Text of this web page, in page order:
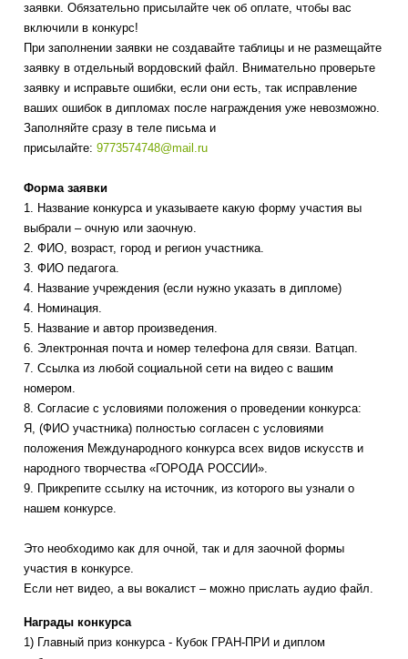
заявки. Обязательно присылайте чек об оплате, чтобы вас
включили в конкурс!
При заполнении заявки не создавайте таблицы и не размещайте
заявку в отдельный вордовский файл. Внимательно проверьте
заявку и исправьте ошибки, если они есть, так исправление
ваших ошибок в дипломах после награждения уже невозможно.
Заполняйте сразу в теле письма и
присылайте:9773574748@mail.ru
Форма заявки
1. Название конкурса и указываете какую форму участия вы
выбрали – очную или заочную.
2. ФИО, возраст, город и регион участника.
3. ФИО педагога.
4. Название учреждения (если нужно указать в дипломе)
4. Номинация.
5. Название и автор произведения.
6. Электронная почта и номер телефона для связи. Ватцап.
7. Ссылка из любой социальной сети на видео с вашим
номером.
8. Согласие с условиями положения о проведении конкурса:
Я, (ФИО участника) полностью согласен с условиями
положения Международного конкурса всех видов искусств и
народного творчества «ГОРОДА РОССИИ».
9. Прикрепите ссылку на источник, из которого вы узнали о
нашем конкурсе.
Это необходимо как для очной, так и для заочной формы
участия в конкурсе.
Если нет видео, а вы вокалист – можно прислать аудио файл.
Награды конкурса
1) Главный приз конкурса - Кубок ГРАН-ПРИ и диплом